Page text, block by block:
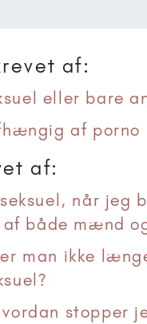
af:
eller bare
af porno
af:
når jeg
både mænd
man ikke
stopper